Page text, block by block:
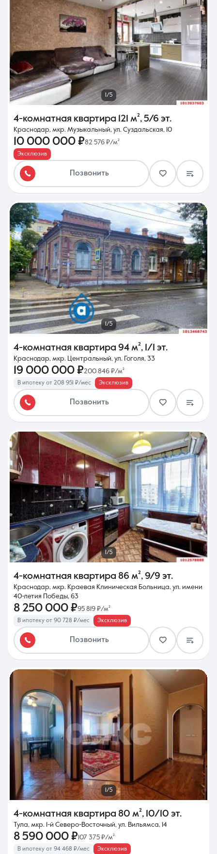
1/5
4-комнатная квартира 121 м², 5/6 эт.
Краснодар, мкр. Музыкальный, ул. Суздальская, 10
10 000 000 ₽82 576 ₽/м²
Эксклюзив
Позвонить
1/5
4-комнатная квартира 94 м², 1/1 эт.
Краснодар, мкр. Центральный, ул. Гоголя, 33
19 000 000 ₽200 846 ₽/м²
В ипотеку от 208 951 ₽/мес Эксклюзив
Позвонить
1/5
4-комнатная квартира 86 м², 9/9 эт.
Краснодар, мкр. Краевая Клиническая Больница, ул. имени
40-летия Победы, 63
8 250 000 ₽95 819 ₽/м²
В ипотеку от 90 728 ₽/мес Эксклюзив
Позвонить
1/5
4-комнатная квартира 80 м², 10/10 эт.
Тула, мкр. 1-й Северо-Восточный, ул. Вильямса, 14
8 590 000 ₽ 107 375 ₽/м²
В ипотеку от 94 468 ₽/мес Эксклюзив